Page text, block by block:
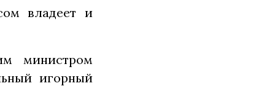
владеет и
министром
игорный